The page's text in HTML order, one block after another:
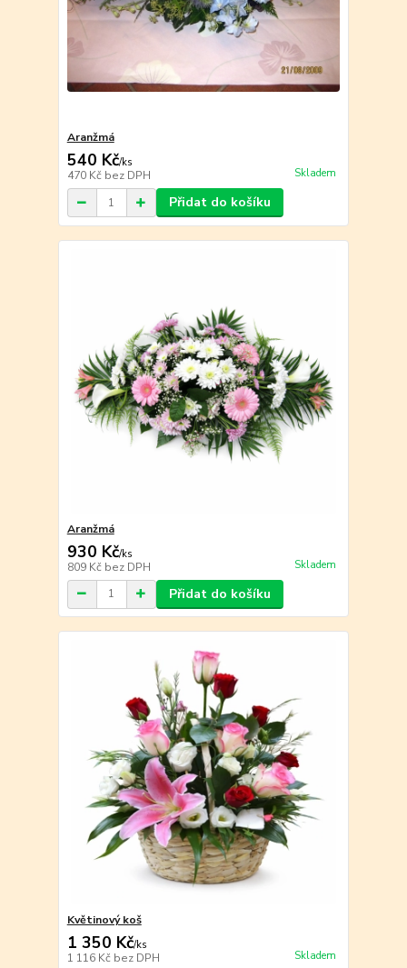
Aranžmá
540 Kč/ks
470 Kč bez DPH Skladem
Přidat do košíku
Aranžmá
930 Kč/ks
809 Kč bez DPH Skladem
Přidat do košíku
Květinový koš
1 350 Kč/ks
1 116 Kč bez DPH Skladem